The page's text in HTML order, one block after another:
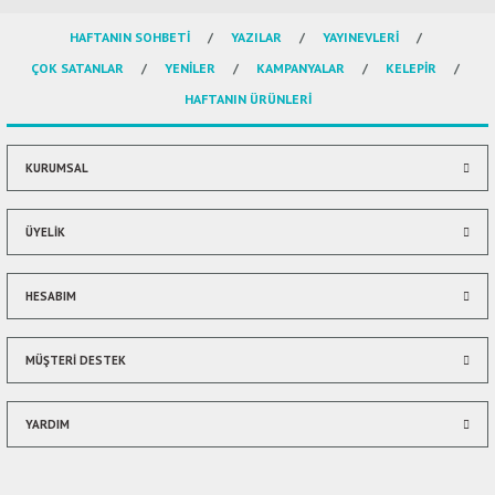
Ürün resmi kalitesiz, bozuk veya görüntülenemiyor.
Ürün açıklamasında eksik bilgiler bulunuyor.
Ürün bilgilerinde hatalar bulunuyor.
Bu ürüne benzer farklı alternatifler olmalı.
HAFTANIN SOHBETİ YAZILAR
YAYINEVLERİ
ÇOK SATANLAR
YENİLER KAMPANYALAR
KELEPİR
HAFTANIN ÜRÜNLERİ
KURUMSAL
ÜYELİK
HESABIM
MÜŞTERİ DESTEK
YARDIM